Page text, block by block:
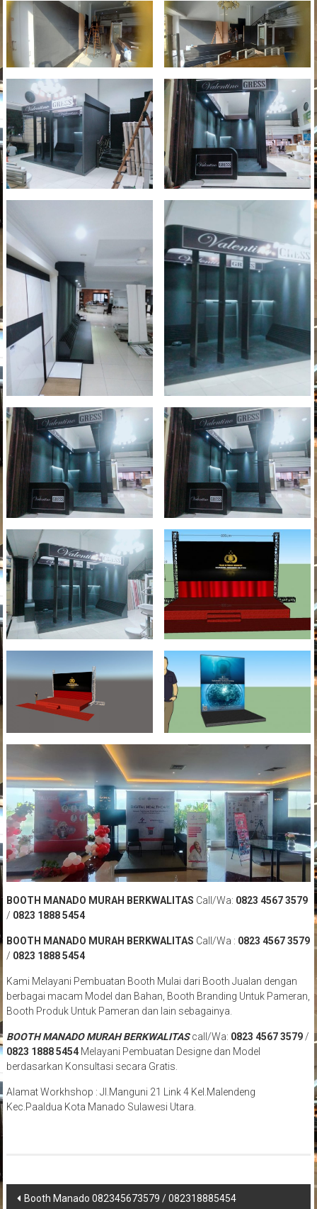
BOOTH MANADO MURAH BERKWALITAS Call/Wa: 0823 4567 3579
/ 0823 1888 5454
BOOTH MANADO MURAH BERKWALITAS Call/Wa : 0823 4567 3579
/ 0823 1888 5454
Kami Melayani Pembuatan Booth Mulai dari Booth Jualan dengan
berbagai macam Model dan Bahan, Booth Branding Untuk Pameran,
Booth Produk Untuk Pameran dan lain sebagainya.
BOOTH MANADO MURAH BERKWALITAScall/Wa: 0823 4567 3579/
0823 1888 5454Melayani Pembuatan Designe dan Model
berdasarkan Konsultasi secara Gratis.
Alamat Workhshop : Jl.Manguni 21 Link 4 Kel.Malendeng
Kec.Paaldua Kota Manado Sulawesi Utara.
Navigasi
Booth Manado 082345673579 / 082318885454